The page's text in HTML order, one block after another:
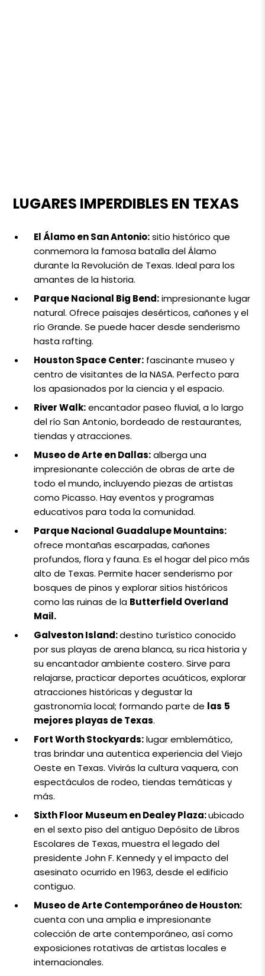
LUGARES IMPERDIBLES EN TEXAS
El Álamo en San Antonio:sitio histórico que
conmemora la famosa batalla del Álamo
durante la Revolución de Texas. Ideal para los
amantes de la historia.
Parque Nacional Big Bend:impresionante lugar
natural. Ofrece paisajes desérticos, cañones y el
río Grande. Se puede hacer desde senderismo
hasta rafting.
Houston Space Center: fascinante museo y
centro de visitantes de la NASA. Perfecto para
los apasionados por la ciencia y el espacio.
River Walk:encantador paseo fluvial, a lo largo
del río San Antonio, bordeado de restaurantes,
tiendas y atracciones.
Museo de Arte en Dallas:alberga una
impresionante colección de obras de arte de
todo el mundo, incluyendo piezas de artistas
como Picasso. Hay eventos y programas
educativos para toda la comunidad.
Parque Nacional Guadalupe Mountains:
ofrece montañas escarpadas, cañones
profundos, flora y fauna. Es el hogar del pico más
alto de Texas. Permite hacer senderismo por
bosques de pinos y explorar sitios históricos
como las ruinas de la Butterfield Overland
Mail.
Galveston Island:destino turístico conocido
por sus playas de arena blanca, su rica historia y
su encantador ambiente costero. Sirve para
relajarse, practicar deportes acuáticos, explorar
atracciones históricas y degustar la
gastronomía local; formando parte de las 5
mejores playas de Texas.
Fort Worth Stockyards:lugar emblemático,
tras brindar una autentica experiencia del Viejo
Oeste en Texas. Vivirás la cultura vaquera, con
espectáculos de rodeo, tiendas temáticas y
más.
Sixth Floor Museum en Dealey Plaza:ubicado
en el sexto piso del antiguo Depósito de Libros
Escolares de Texas, muestra el legado del
presidente John F. Kennedy y el impacto del
asesinato ocurrido en 1963, desde el edificio
contiguo.
Museo de Arte Contemporáneo de Houston:
cuenta con una amplia e impresionante
colección de arte contemporáneo, así como
exposiciones rotativas de artistas locales e
internacionales.